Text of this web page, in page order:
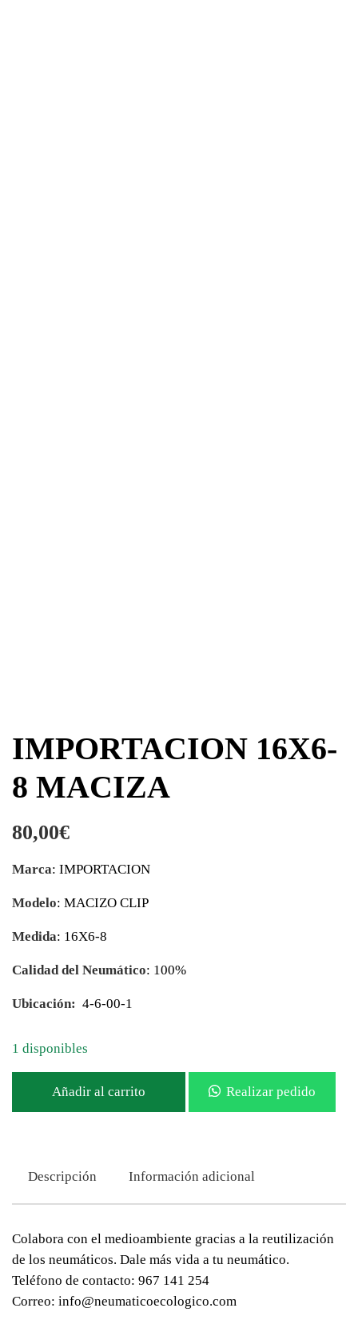
IMPORTACION 16X6-
8 MACIZA
80,00€
Marca: IMPORTACION
Modelo: MACIZO CLIP
Medida: 16X6-8
Calidad del Neumático: 100%
Ubicación: 4-6-00-1
1 disponibles
Añadir al carrito Realizar pedido
Descripción Información adicional
Colabora con el medioambiente gracias a la reutilización
de los neumáticos. Dale más vida a tu neumático.
Teléfono de contacto: 967 141 254
Correo: info@neumaticoecologico.com